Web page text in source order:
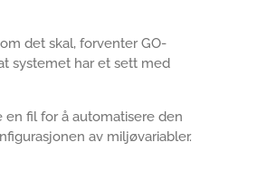
det skal, forventer GO-
systemet har et sett med
en fil for å automatisere den
av miljøvariabler.